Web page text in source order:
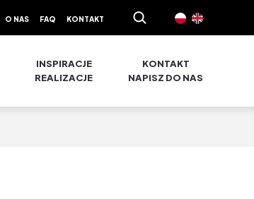
O NAS FAQ KONTAKT
INSPIRACJE
REALIZACJE
KONTAKT
NAPISZ DO NAS